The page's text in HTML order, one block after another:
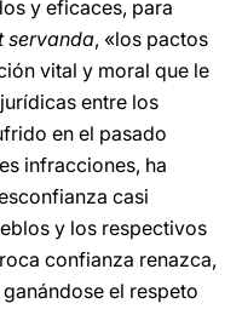
y eficaces, para
servanda, «los pactos
vital y moral que le
entre los
en el pasado
infracciones, ha
casi
y los respectivos
confianza renazca,
el respeto